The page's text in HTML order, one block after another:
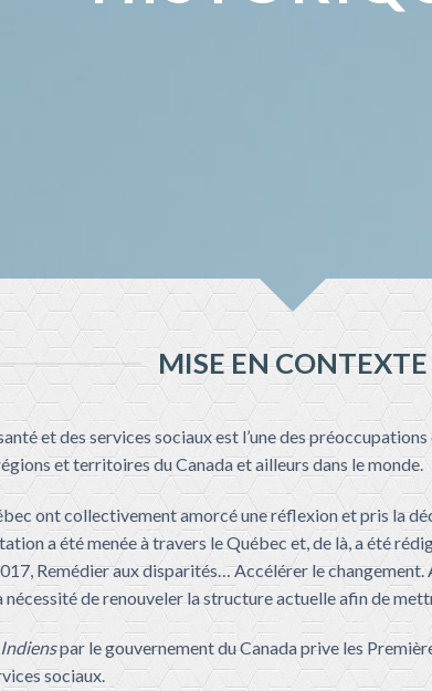
MISE EN CONTEXTE
et des services sociaux est l’une des
et territoires du Canada et ailleurs dans le monde.
ont collectivement amorcé une réflexion et pris la
a été menée à travers le Québec et, de là, a été
Remédier aux disparités… Accélérer le changement.
de renouveler la structure actuelle afin de
par le gouvernement du Canada prive les
sociaux.